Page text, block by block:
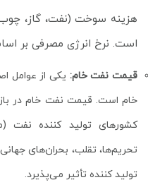
هزینه سوخت (نفت، گاز، چوب
است. نرخ انرژی مصرفی بر
قیمت نفت خام: یکی از
خام است. قیمت نفت خام در
کشورهای تولید کننده نفت
تحریم‌ها، تقلب، بحران‌های
تولید کننده تأثیر می‌پذیرد.